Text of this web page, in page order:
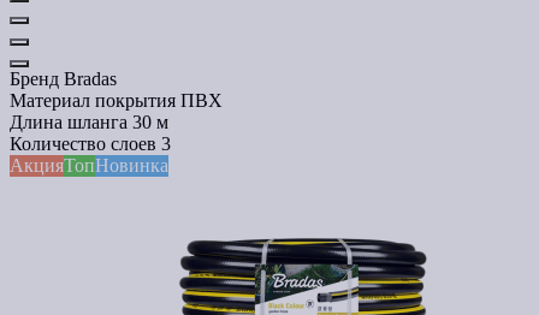
Бренд Bradas
Материал покрытия ПВХ
Длина шланга 30 м
Количество слоев 3
АкцияТопНовинка